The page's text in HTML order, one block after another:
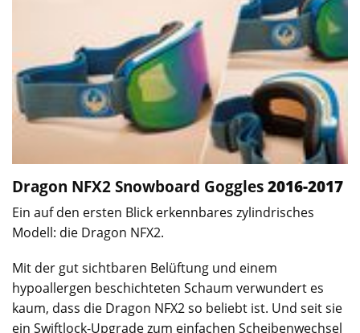
Dragon NFX2Snowboard Goggles2016-2017
Ein auf den ersten Blick erkennbares zylindrisches
Modell: die Dragon NFX2.
Mit der gut sichtbaren Belüftung und einem
hypoallergen beschichteten Schaum verwundert es
kaum, dass die Dragon NFX2 so beliebt ist. Und seit sie
ein Swiftlock-Upgrade zum einfachen Scheibenwechsel